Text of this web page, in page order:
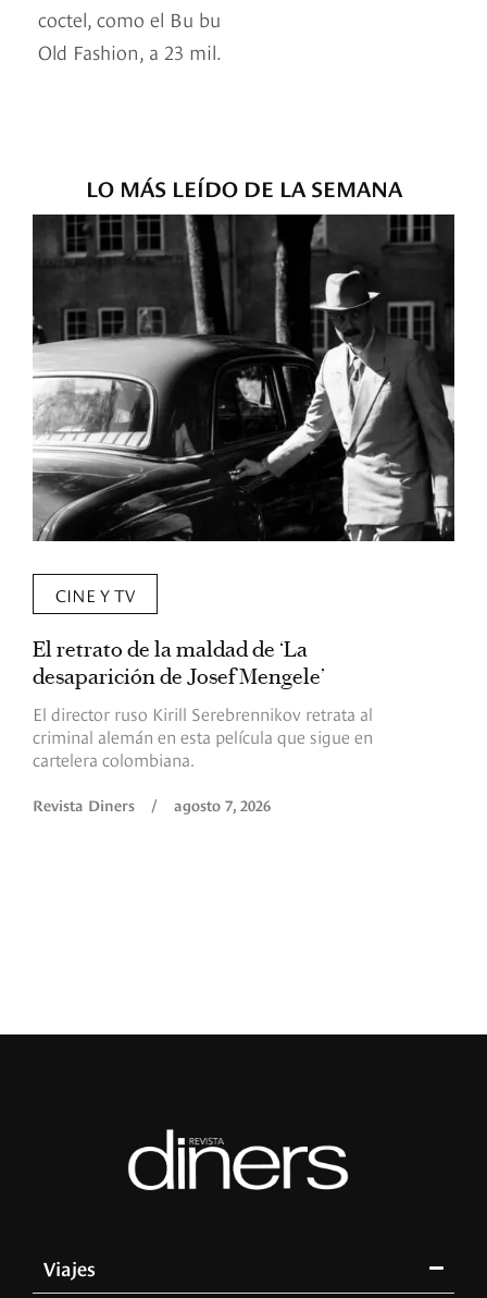
coctel, como el Bu bu
Old Fashion, a 23 mil.
LO MÁS LEÍDO DE LA SEMANA
CINE Y TV
El retrato de la maldad de ‘La
desaparición de Josef Mengele’
El director ruso Kirill Serebrennikov retrata al
criminal alemán en esta película que sigue en
cartelera colombiana.
Revista Diners / agosto 7, 2026
Viajes